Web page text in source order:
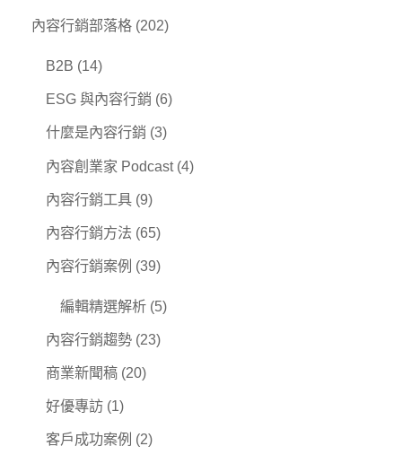
內容行銷部落格 (202)
B2B (14)
ESG 與內容行銷 (6)
什麼是內容行銷 (3)
內容創業家 Podcast(4)
內容行銷工具 (9)
內容行銷方法 (65)
內容行銷案例 (39)
編輯精選解析 (5)
內容行銷趨勢 (23)
商業新聞稿 (20)
好優專訪 (1)
客戶成功案例 (2)